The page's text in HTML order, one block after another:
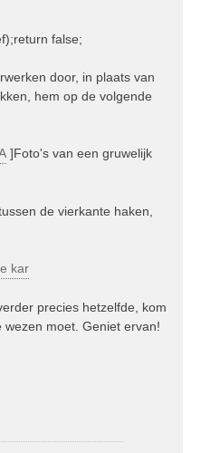
false;
door, in plaats van
hem op de volgende
]Foto's van een gruwelijk
de vierkante haken,
kar
precies hetzelfde, kom
moet. Geniet ervan!